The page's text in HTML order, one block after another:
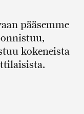
pääsemme
kokeneista